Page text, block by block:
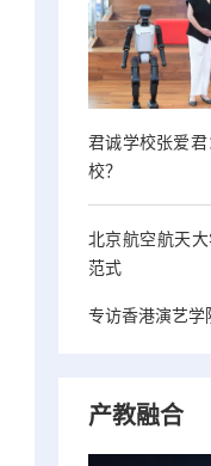
君诚学校张爱
校？
北京航空航天
范式
专访香港演艺学
产教融合